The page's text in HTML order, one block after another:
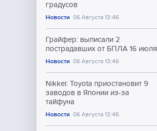
градусов
Новости 06 Августа 13:46
Грайфер: выписали 2
пострадавших от БПЛА 16 июля
Новости 06 Августа 13:46
Nikkei: Toyota приостановит 9
заводов в Японии из-за
тайфуна
Новости 06 Августа 13:46